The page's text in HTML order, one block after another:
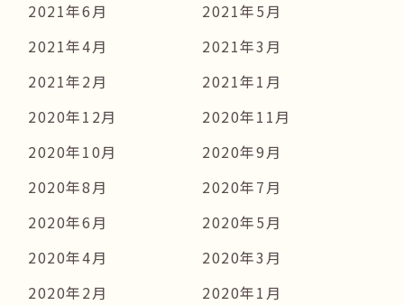
2021年6月
2021年5月
2021年4月
2021年3月
2021年2月
2021年1月
2020年12月
2020年11月
2020年10月
2020年9月
2020年8月
2020年7月
2020年6月
2020年5月
2020年4月
2020年3月
2020年2月
2020年1月